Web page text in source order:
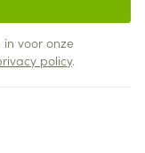
in voor onze
policy.